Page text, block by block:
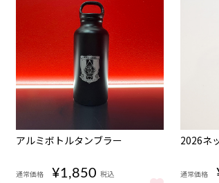
アルミボトルタンブラー
通常価格 ¥1,850 税込
完売
2026ネ
通常価格